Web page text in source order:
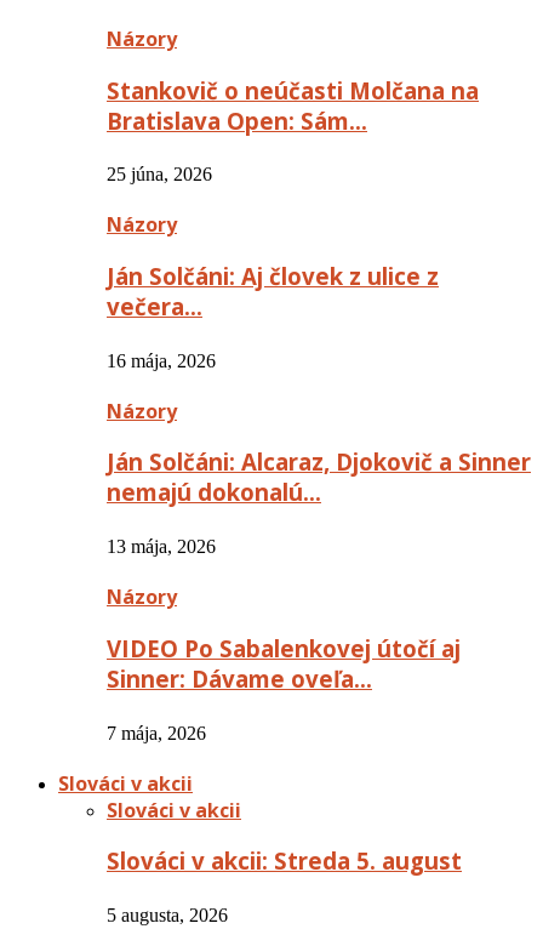
Názory
Stankovič o neúčasti Molčana na
Bratislava Open: Sám…
25 júna, 2026
Názory
Ján Solčáni: Aj človek z ulice z
večera…
16 mája, 2026
Názory
Ján Solčáni: Alcaraz, Djokovič a Sinner
nemajú dokonalú…
13 mája, 2026
Názory
VIDEO Po Sabalenkovej útočí aj
Sinner: Dávame oveľa…
7 mája, 2026
Slováci v akcii
Slováci v akcii
Slováci v akcii: Streda 5. august
5 augusta, 2026